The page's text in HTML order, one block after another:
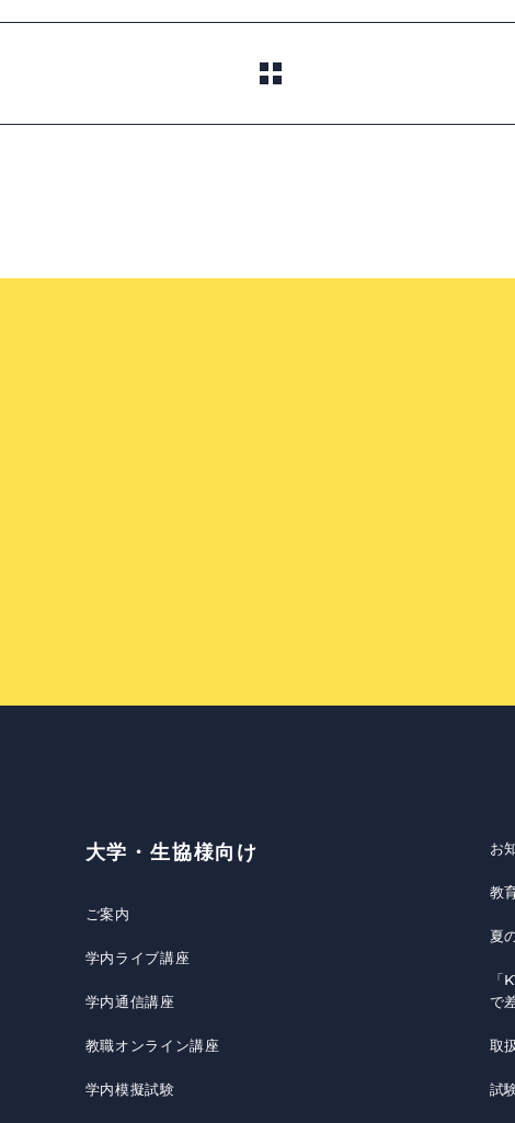
大学・生協様向け
ご案内
学内ライブ講座
学内通信講座
教職オンライン講座
学内模擬試験
お
教
夏
で
取
試